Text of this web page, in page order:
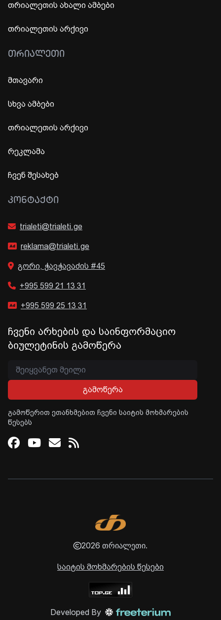
თრიალეთის ახალი ამბები
თრიალეთის არქივი
ᲗᲠᲘᲐᲚᲔᲗᲘ
მთავარი
სხვა ამბები
თრიალეთის არქივი
რეკლამა
ჩვენ შესახებ
ᲙᲝᲜᲢᲐᲥᲢᲘ
trialeti@trialeti.ge
reklama@trialeti.ge
გორი, ჭავჭავაძის #45
+995 599 21 13 31
+995 599 25 13 31
ჩვენი არხების და საინფორმაციო
ბიულეტინის გამოწერა
გამოწერა
გამოწერით ეთანხმებით ჩვენი საიტის მოხმარების
წესებს
Facebook
Youtube
Email
RSS
2026 თრიალეთი.
საიტის მოხმარების წესები
Developed By